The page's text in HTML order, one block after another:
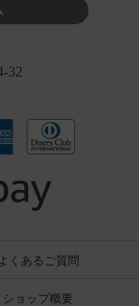
32
よくあるご質問
ショップ概要